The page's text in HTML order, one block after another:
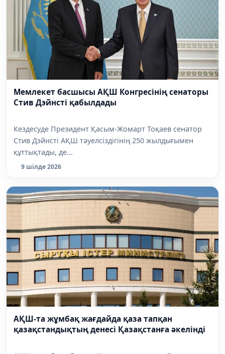
Мемлекет басшысы АҚШ Конгресінің сенаторы
Стив Дэйнсті қабылдады
Кездесуде Президент Қасым-Жомарт Тоқаев сенатор
Стив Дэйнсті АҚШ тәуелсіздігінің 250 жылдығымен
құттықтады, де...
9 шілде 2026
АҚШ-та жұмбақ жағдайда қаза тапқан
қазақстандықтың денесі Қазақстанға әкелінді